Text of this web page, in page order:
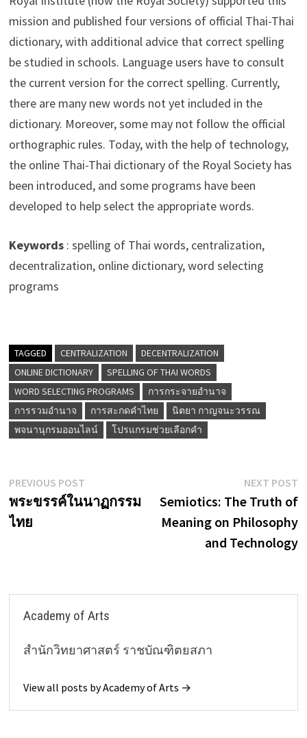
mission and published four versions of official Thai-Thai
dictionary, with additional advice that correct spelling
be studied in schools. Language users have to consult
the current version for the correct spelling. Currently,
there are many new words not yet included in the
dictionary. Moreover, some may not follow the official
orthographic rules. Today, with the help of technology,
the online Thai-Thai dictionary of the Royal Society has
been introduced, and some programs have been
developed to help select the appropriate words.
Keywords : spelling of Thai words, centralization,
decentralization, online dictionary, word selecting
programs
TAGGED CENTRALIZATION
DECENTRALIZATION
ONLINE DICTIONARY
SPELLING OF THAI WORDS
WORD SELECTING PROGRAMS
การกระจายอำนาจ
การรวมอำนาจ
การสะกดคำไทย
นิตยา กาญจนะวรรณ
พจนานุกรมออนไลน์
โปรแกรมช่วยเลือกคำ
Post
navigation
PREVIOUS POSTPrevious
post:
พระขรรค์ในนาฏกรรม
ไทย
NEXT POST
Semiotics: The Truth of
Meaning on Philosophy
and Technology
Academy of Arts
สำนักวิทยาศาสตร์ ราชบัณฑิตยสภา
View all posts by Academy of Arts →